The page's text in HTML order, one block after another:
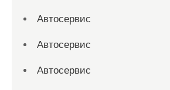
Автосервис
Автосервис
Автосервис